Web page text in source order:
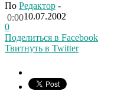
По Редактор -
10.07.2002
0:00
0
Поделиться в Facebook
Твитнуть в Twitter